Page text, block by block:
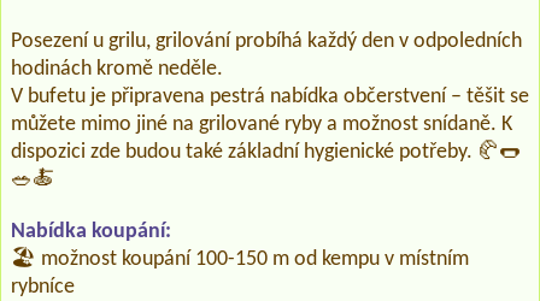
Posezení u grilu, grilování probíhá každý den v odpoledních
hodinách kromě neděle.
V bufetu je připravena pestrá nabídka občerstvení – těšit se
můžete mimo jiné na grilované ryby a možnost snídaně. K
dispozici zde budou také základní hygienické potřeby. 🥐🌭
🥗🍝
Nabídka koupání:
🏖️ možnost koupání 100-150 m od kempu v místním
rybníce